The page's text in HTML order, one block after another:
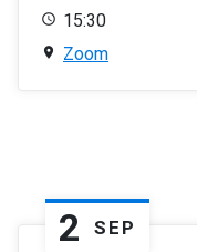
15:30
Zoom
2 SEP